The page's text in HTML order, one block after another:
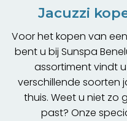
Jacuzzi
Voor het kopen van
bent u bij Sunspa
assortiment vindt
verschillende soorten
thuis. Weet u niet zo
past? Onze